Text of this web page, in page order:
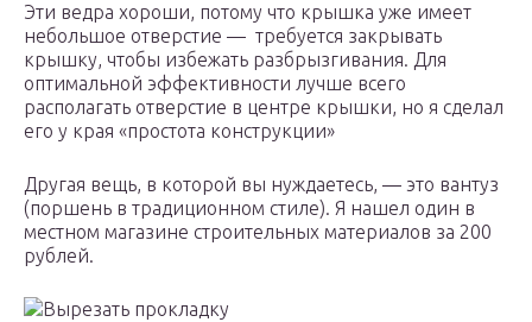
Эти ведра хороши, потому что крышка уже имеет
небольшое отверстие — требуется закрывать
крышку, чтобы избежать разбрызгивания. Для
оптимальной эффективности лучше всего
располагать отверстие в центре крышки, но я сделал
его у края «простота конструкции»
Другая вещь, в которой вы нуждаетесь, — это вантуз
(поршень в традиционном стиле). Я нашел один в
местном магазине строительных материалов за 200
рублей.
Вырезать прокладку